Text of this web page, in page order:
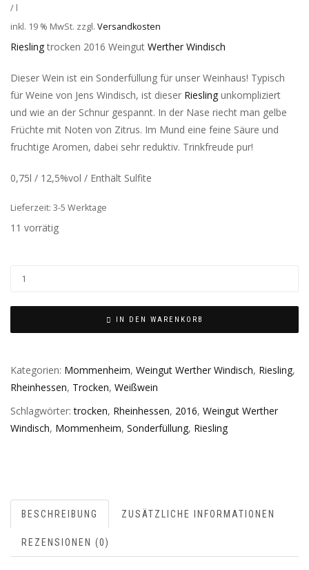
/ l
inkl. 19 % MwSt. zzgl. Versandkosten
Rieslingtrocken 2016 Weingut Werther Windisch
Dieser Wein ist ein Sonderfüllung für unser Weinhaus! Typisch
für Weine von Jens Windisch, ist dieser Riesling unkompliziert
und wie an der Schnur gespannt. In der Nase riecht man gelbe
Früchte mit Noten von Zitrus. Im Mund eine feine Säure und
fruchtige Aromen, dabei sehr reduktiv. Trinkfreude pur!
0,75l / 12,5%vol / Enthält Sulfite
Lieferzeit: 3-5 Werktage
11 vorrätig
IN DEN WARENKORB
Kategorien: Mommenheim, Weingut Werther Windisch, Riesling,
Rheinhessen, Trocken, Weißwein
Schlagwörter:trocken, Rheinhessen, 2016, Weingut Werther
Windisch, Mommenheim, Sonderfüllung, Riesling
BESCHREIBUNG ZUSÄTZLICHE INFORMATIONEN
REZENSIONEN (0)